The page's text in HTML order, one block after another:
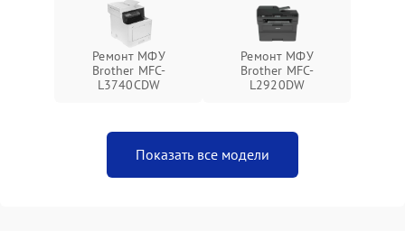
Ремонт МФУ
Brother MFC-
L3740CDW
Ремонт МФУ
Brother MFC-
L2920DW
Показать все модели